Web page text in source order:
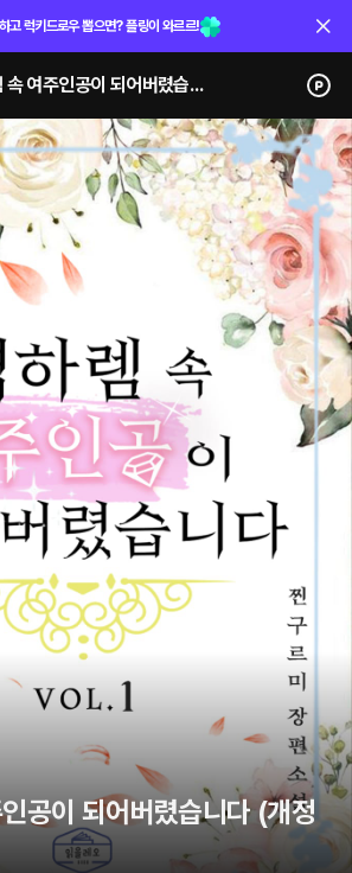
고 럭키드로우 뽑으면? 플링이 와르르!
역하렘 속 여주인공이 되어버렸습니다 (개정판) (단행본)
공이 되어버렸습니다 (개정